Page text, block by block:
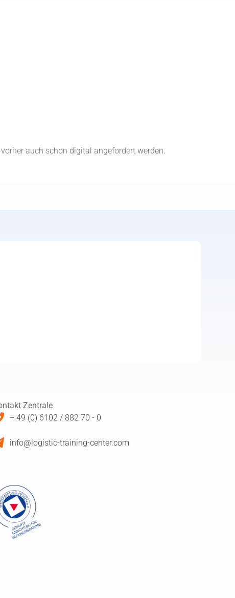
auch schon digital angefordert werden.
Zentrale
+ 49 (0) 6102 / 882 70 - 0
info@logistic-training-center.com